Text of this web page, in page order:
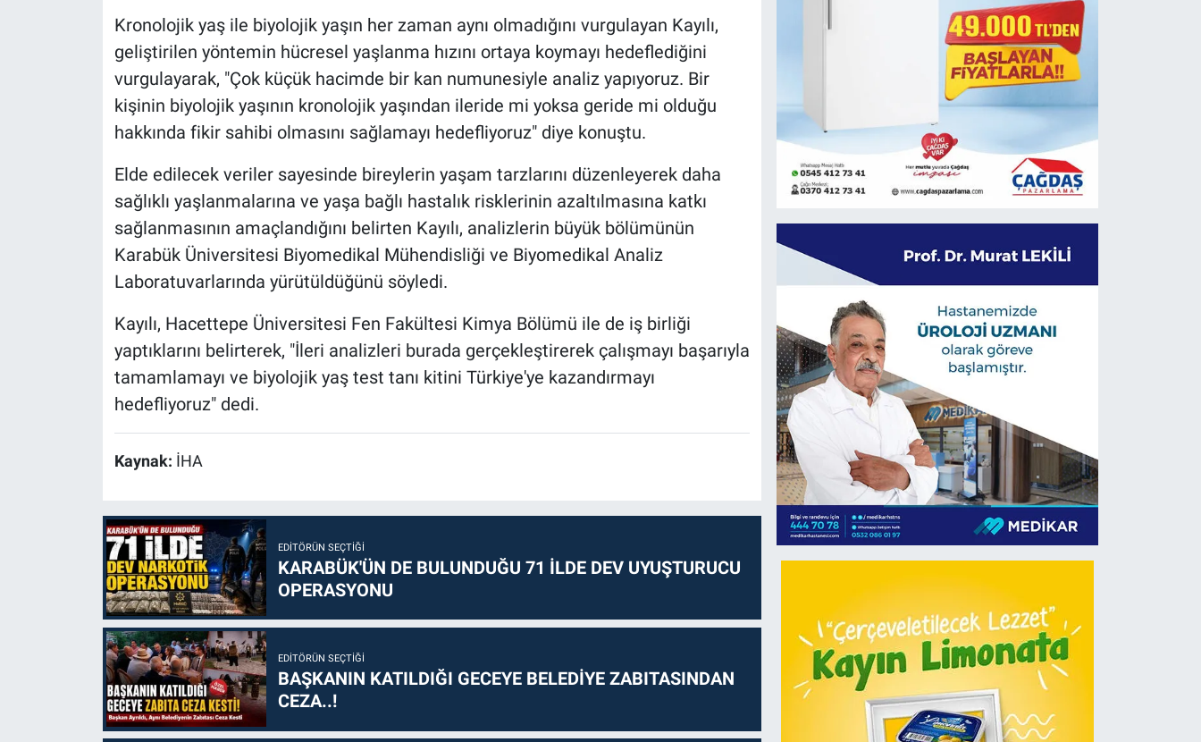
Kronolojik yaş ile biyolojik yaşın her zaman aynı olmadığını vurgulayan Kayılı,
geliştirilen yöntemin hücresel yaşlanma hızını ortaya koymayı hedeflediğini
vurgulayarak, "Çok küçük hacimde bir kan numunesiyle analiz yapıyoruz. Bir
kişinin biyolojik yaşının kronolojik yaşından ileride mi yoksa geride mi olduğu
hakkında fikir sahibi olmasını sağlamayı hedefliyoruz" diye konuştu.
Elde edilecek veriler sayesinde bireylerin yaşam tarzlarını düzenleyerek daha
sağlıklı yaşlanmalarına ve yaşa bağlı hastalık risklerinin azaltılmasına katkı
sağlanmasının amaçlandığını belirten Kayılı, analizlerin büyük bölümünün
Karabük Üniversitesi Biyomedikal Mühendisliği ve Biyomedikal Analiz
Laboratuvarlarında yürütüldüğünü söyledi.
Kayılı, Hacettepe Üniversitesi Fen Fakültesi Kimya Bölümü ile de iş birliği
yaptıklarını belirterek, "İleri analizleri burada gerçekleştirerek çalışmayı başarıyla
tamamlamayı ve biyolojik yaş test tanı kitini Türkiye'ye kazandırmayı
hedefliyoruz" dedi.
Kaynak: İHA
EDITÖRÜN SEÇTIĞI
KARABÜK'ÜN DE BULUNDUĞU 71 İLDE DEV UYUŞTURUCU
OPERASYONU
EDITÖRÜN SEÇTIĞI
BAŞKANIN KATILDIĞI GECEYE BELEDİYE ZABITASINDAN
CEZA..!